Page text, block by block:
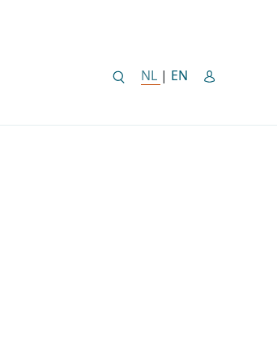
NL NEDERLANDSE
| EN ENGLISH